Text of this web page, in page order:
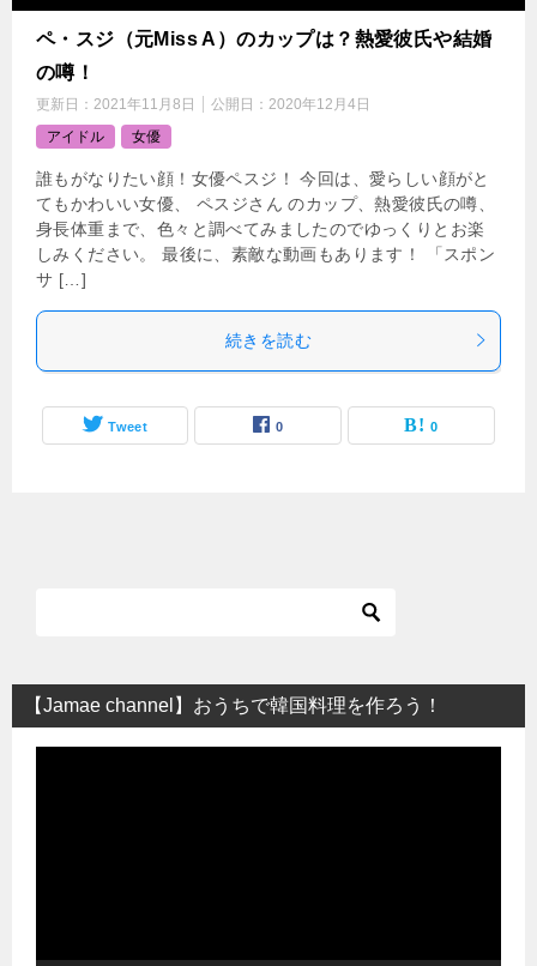
ペ・スジ（元Miss A）のカップは？熱愛彼氏や結婚
の噂！
更新日： 2021年11月8日 公開日： 2020年12月4日
アイドル
女優
誰もがなりたい顔！女優ペスジ！ 今回は、愛らしい顔がと
てもかわいい女優、 ペスジさん のカップ、熱愛彼氏の噂、
身長体重まで、色々と調べてみましたのでゆっくりとお楽
しみください。 最後に、素敵な動画もあります！ 「スポン
サ […]
続きを読む
Tweet 0 0
【Jamae channel】おうちで韓国料理を作ろう！